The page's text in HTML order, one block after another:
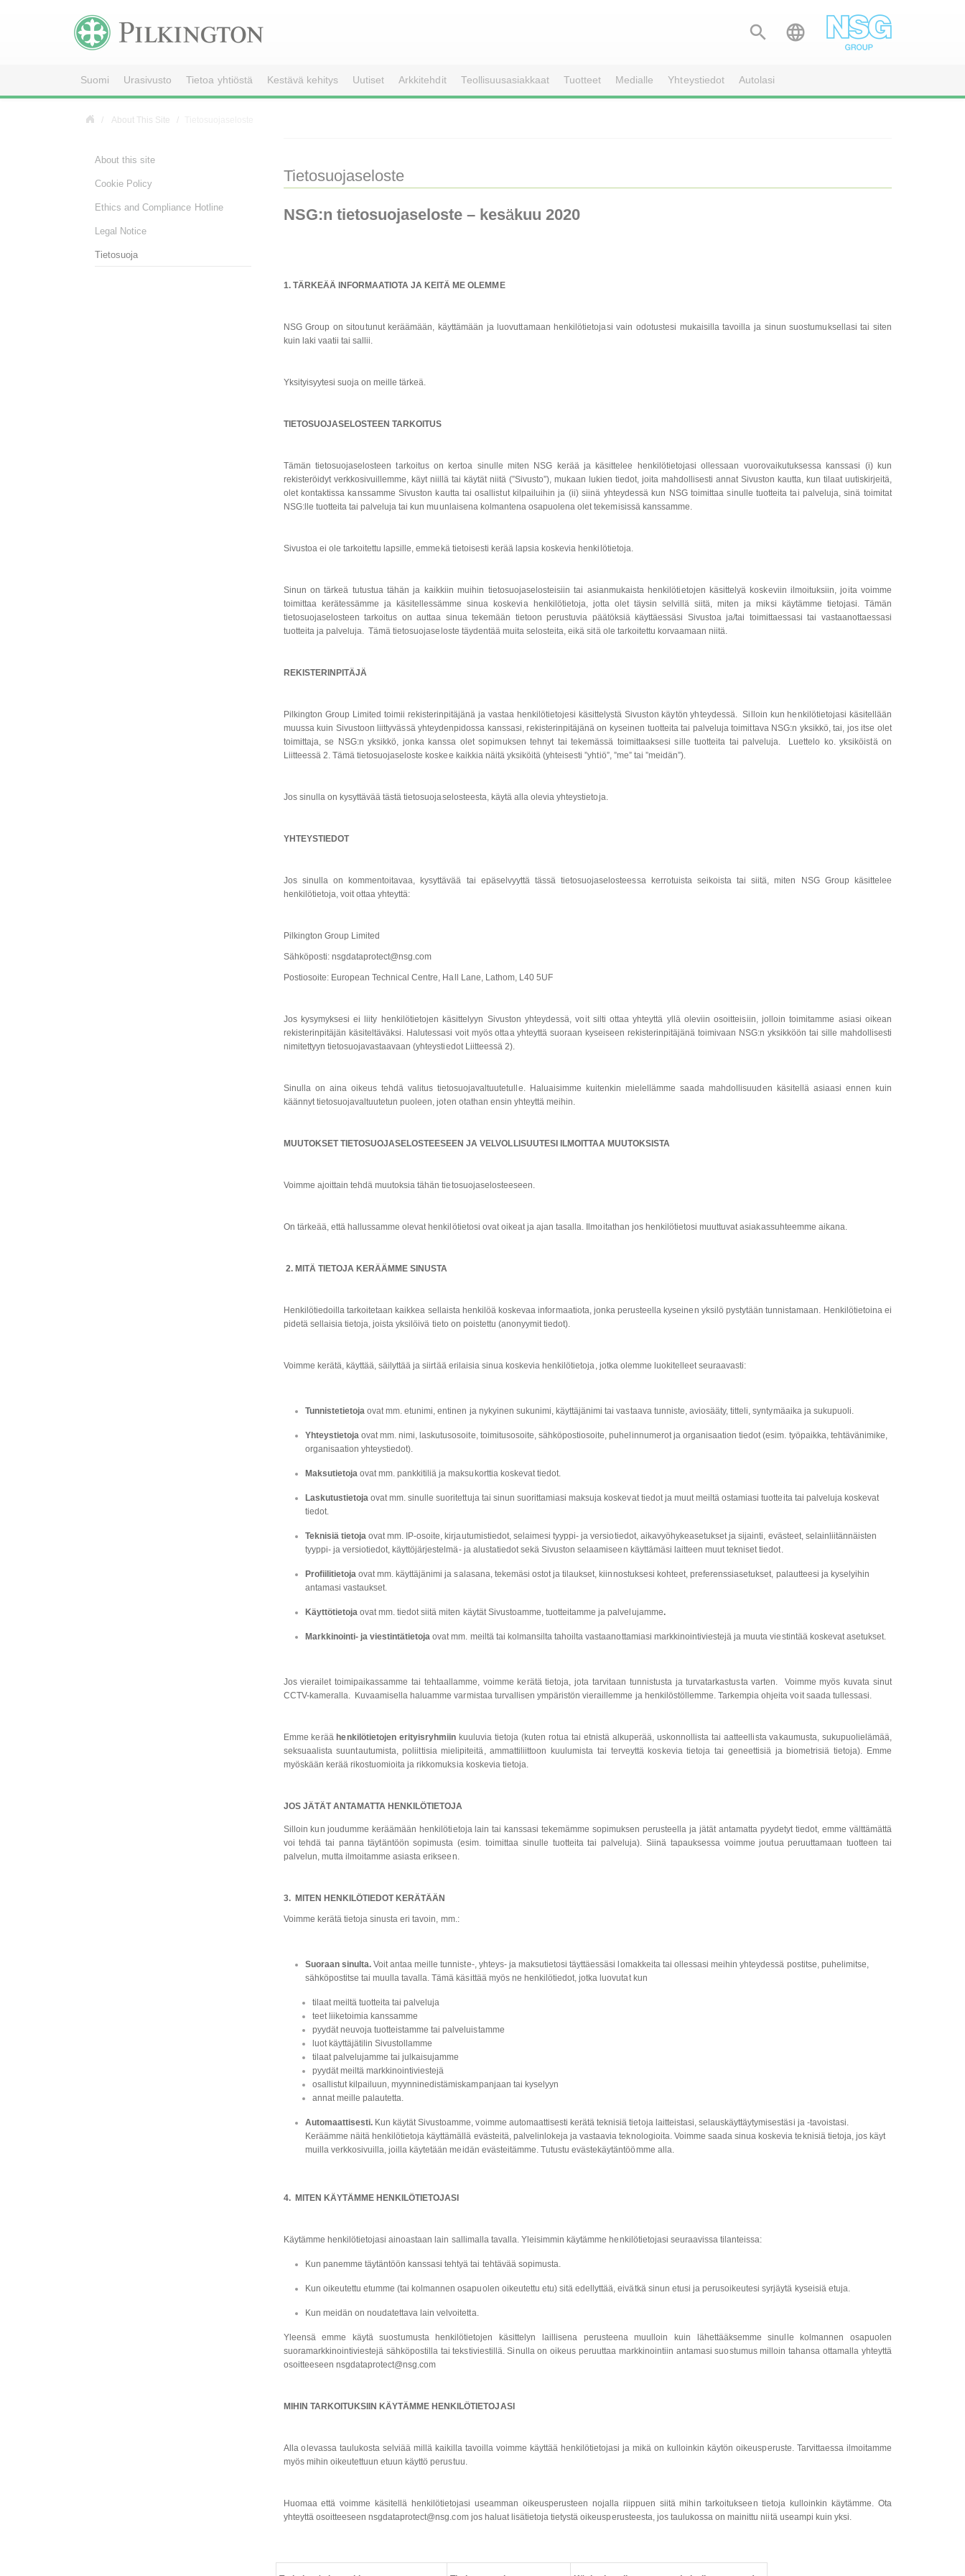
 
Suomi Urasivusto Tietoa yhtiöstä Kestävä kehitys Uutiset Arkkitehdit Teollisuusasiakkaat Tuotteet Medialle Yhteystiedot Autolasi
About This Site
Tietosuojaseloste
NSG:n tietosuojaseloste – kesäkuu 2020
1. TÄRKEÄÄ INFORMAATIOTA JA KEITÄ ME OLEMME
NSG Group on sitoutunut keräämään, käyttämään ja luovuttamaan henkilötietojasi vain odotustesi mukaisilla tavoilla ja sinun suostumuksellasi tai siten
kuin laki vaatii tai sallii.
Yksityisyytesi suoja on meille tärkeä.
TIETOSUOJASELOSTEEN TARKOITUS
Tämän tietosuojaselosteen tarkoitus on kertoa sinulle miten NSG kerää ja käsittelee henkilötietojasi ollessaan vuorovaikutuksessa kanssasi (i) kun
rekisteröidyt verkkosivuillemme, käyt niillä tai käytät niitä (”Sivusto”), mukaan lukien tiedot, joita mahdollisesti annat Sivuston kautta, kun tilaat uutiskirjeitä,
olet kontaktissa kanssamme Sivuston kautta tai osallistut kilpailuihin ja (ii) siinä yhteydessä kun NSG toimittaa sinulle tuotteita tai palveluja, sinä toimitat
NSG:lle tuotteita tai palveluja tai kun muunlaisena kolmantena osapuolena olet tekemisissä kanssamme.
Sivustoa ei ole tarkoitettu lapsille, emmekä tietoisesti kerää lapsia koskevia henkilötietoja.
Sinun on tärkeä tutustua tähän ja kaikkiin muihin tietosuojaselosteisiin tai asianmukaista henkilötietojen käsittelyä koskeviin ilmoituksiin, joita voimme
toimittaa kerätessämme ja käsitellessämme sinua koskevia henkilötietoja, jotta olet täysin selvillä siitä, miten ja miksi käytämme tietojasi. Tämän
tietosuojaselosteen tarkoitus on auttaa sinua tekemään tietoon perustuvia päätöksiä käyttäessäsi Sivustoa ja/tai toimittaessasi tai vastaanottaessasi
tuotteita ja palveluja. Tämä tietosuojaseloste täydentää muita selosteita, eikä sitä ole tarkoitettu korvaamaan niitä.
REKISTERINPITÄJÄ
Pilkington Group Limited toimii rekisterinpitäjänä ja vastaa henkilötietojesi käsittelystä Sivuston käytön yhteydessä. Silloin kun henkilötietojasi käsitellään
muussa kuin Sivustoon liittyvässä yhteydenpidossa kanssasi, rekisterinpitäjänä on kyseinen tuotteita tai palveluja toimittava NSG:n yksikkö, tai, jos itse olet
toimittaja, se NSG:n yksikkö, jonka kanssa olet sopimuksen tehnyt tai tekemässä toimittaaksesi sille tuotteita tai palveluja. Luettelo ko. yksiköistä on
Liitteessä 2. Tämä tietosuojaseloste koskee kaikkia näitä yksiköitä (yhteisesti ”yhtiö”, ”me” tai ”meidän”).
Jos sinulla on kysyttävää tästä tietosuojaselosteesta, käytä alla olevia yhteystietoja.
YHTEYSTIEDOT
Jos sinulla on kommentoitavaa, kysyttävää tai epäselvyyttä tässä tietosuojaselosteessa kerrotuista seikoista tai siitä, miten NSG Group käsittelee
henkilötietoja, voit ottaa yhteyttä:
Pilkington Group Limited
Sähköposti: nsgdataprotect@nsg.com
Postiosoite: European Technical Centre, Hall Lane, Lathom, L40 5UF
Jos kysymyksesi ei liity henkilötietojen käsittelyyn Sivuston yhteydessä, voit silti ottaa yhteyttä yllä oleviin osoitteisiin, jolloin toimitamme asiasi oikean
rekisterinpitäjän käsiteltäväksi. Halutessasi voit myös ottaa yhteyttä suoraan kyseiseen rekisterinpitäjänä toimivaan NSG:n yksikköön tai sille mahdollisesti
nimitettyyn tietosuojavastaavaan (yhteystiedot Liitteessä 2).
Sinulla on aina oikeus tehdä valitus tietosuojavaltuutetulle. Haluaisimme kuitenkin mielellämme saada mahdollisuuden käsitellä asiaasi ennen kuin
käännyt tietosuojavaltuutetun puoleen, joten otathan ensin yhteyttä meihin.
MUUTOKSET TIETOSUOJASELOSTEESEEN JA VELVOLLISUUTESI ILMOITTAA MUUTOKSISTA
Voimme ajoittain tehdä muutoksia tähän tietosuojaselosteeseen.
On tärkeää, että hallussamme olevat henkilötietosi ovat oikeat ja ajan tasalla. Ilmoitathan jos henkilötietosi muuttuvat asiakassuhteemme aikana.
2. MITÄ TIETOJA KERÄÄMME SINUSTA
Henkilötiedoilla tarkoitetaan kaikkea sellaista henkilöä koskevaa informaatiota, jonka perusteella kyseinen yksilö pystytään tunnistamaan. Henkilötietoina ei
pidetä sellaisia tietoja, joista yksilöivä tieto on poistettu (anonyymit tiedot).
Voimme kerätä, käyttää, säilyttää ja siirtää erilaisia sinua koskevia henkilötietoja, jotka olemme luokitelleet seuraavasti:
Tunnistetietoja ovat mm. etunimi, entinen ja nykyinen sukunimi, käyttäjänimi tai vastaava tunniste, aviosääty, titteli, syntymäaika ja sukupuoli.
Yhteystietoja ovat mm. nimi, laskutusosoite, toimitusosoite, sähköpostiosoite, puhelinnumerot ja organisaation tiedot (esim. työpaikka, tehtävänimike,
organisaation yhteystiedot).
Maksutietoja ovat mm. pankkitiliä ja maksukorttia koskevat tiedot.
Laskutustietoja ovat mm. sinulle suoritettuja tai sinun suorittamiasi maksuja koskevat tiedot ja muut meiltä ostamiasi tuotteita tai palveluja koskevat
tiedot.
Teknisiä tietoja ovat mm. IP-osoite, kirjautumistiedot, selaimesi tyyppi- ja versiotiedot, aikavyöhykeasetukset ja sijainti, evästeet, selainliitännäisten
tyyppi- ja versiotiedot, käyttöjärjestelmä- ja alustatiedot sekä Sivuston selaamiseen käyttämäsi laitteen muut tekniset tiedot.
Profiilitietoja ovat mm. käyttäjänimi ja salasana, tekemäsi ostot ja tilaukset, kiinnostuksesi kohteet, preferenssiasetukset, palautteesi ja kyselyihin
antamasi vastaukset.
Käyttötietoja ovat mm. tiedot siitä miten käytät Sivustoamme, tuotteitamme ja palvelujamme.
Markkinointi- ja viestintätietojaovat mm. meiltä tai kolmansilta tahoilta vastaanottamiasi markkinointiviestejä ja muuta viestintää koskevat asetukset.
Jos vierailet toimipaikassamme tai tehtaallamme, voimme kerätä tietoja, jota tarvitaan tunnistusta ja turvatarkastusta varten. Voimme myös kuvata sinut
CCTV-kameralla. Kuvaamisella haluamme varmistaa turvallisen ympäristön vieraillemme ja henkilöstöllemme. Tarkempia ohjeita voit saada tullessasi.
Emme kerää henkilötietojen erityisryhmiin kuuluvia tietoja (kuten rotua tai etnistä alkuperää, uskonnollista tai aatteellista vakaumusta, sukupuolielämää,
seksuaalista suuntautumista, poliittisia mielipiteitä, ammattiliittoon kuulumista tai terveyttä koskevia tietoja tai geneettisiä ja biometrisiä tietoja). Emme
myöskään kerää rikostuomioita ja rikkomuksia koskevia tietoja.
JOS JÄTÄT ANTAMATTA HENKILÖTIETOJA
Silloin kun joudumme keräämään henkilötietoja lain tai kanssasi tekemämme sopimuksen perusteella ja jätät antamatta pyydetyt tiedot, emme välttämättä
voi tehdä tai panna täytäntöön sopimusta (esim. toimittaa sinulle tuotteita tai palveluja). Siinä tapauksessa voimme joutua peruuttamaan tuotteen tai
palvelun, mutta ilmoitamme asiasta erikseen.
3. MITEN HENKILÖTIEDOT KERÄTÄÄN
Voimme kerätä tietoja sinusta eri tavoin, mm.:
Suoraan sinulta.Voit antaa meille tunniste-, yhteys- ja maksutietosi täyttäessäsi lomakkeita tai ollessasi meihin yhteydessä postitse, puhelimitse,
sähköpostitse tai muulla tavalla. Tämä käsittää myös ne henkilötiedot, jotka luovutat kun
tilaat meiltä tuotteita tai palveluja
teet liiketoimia kanssamme
pyydät neuvoja tuotteistamme tai palveluistamme
luot käyttäjätilin Sivustollamme
tilaat palvelujamme tai julkaisujamme
pyydät meiltä markkinointiviestejä
osallistut kilpailuun, myynninedistämiskampanjaan tai kyselyyn
annat meille palautetta.
Automaattisesti.Kun käytät Sivustoamme, voimme automaattisesti kerätä teknisiä tietoja laitteistasi, selauskäyttäytymisestäsi ja -tavoistasi.
Keräämme näitä henkilötietoja käyttämällä evästeitä, palvelinlokeja ja vastaavia teknologioita. Voimme saada sinua koskevia teknisiä tietoja, jos käyt
muilla verkkosivuilla, joilla käytetään meidän evästeitämme. Tutustu evästekäytäntöömme alla.
4. MITEN KÄYTÄMME HENKILÖTIETOJASI
Käytämme henkilötietojasi ainoastaan lain sallimalla tavalla. Yleisimmin käytämme henkilötietojasi seuraavissa tilanteissa:
Kun panemme täytäntöön kanssasi tehtyä tai tehtävää sopimusta.
Kun oikeutettu etumme (tai kolmannen osapuolen oikeutettu etu) sitä edellyttää, eivätkä sinun etusi ja perusoikeutesi syrjäytä kyseisiä etuja.
Kun meidän on noudatettava lain velvoitetta.
Yleensä emme käytä suostumusta henkilötietojen käsittelyn laillisena perusteena muulloin kuin lähettääksemme sinulle kolmannen osapuolen
suoramarkkinointiviestejä sähköpostilla tai tekstiviestillä. Sinulla on oikeus peruuttaa markkinointiin antamasi suostumus milloin tahansa ottamalla yhteyttä
osoitteeseen nsgdataprotect@nsg.com
MIHIN TARKOITUKSIIN KÄYTÄMME HENKILÖTIETOJASI
Alla olevassa taulukosta selviää millä kaikilla tavoilla voimme käyttää henkilötietojasi ja mikä on kulloinkin käytön oikeusperuste. Tarvittaessa ilmoitamme
myös mihin oikeutettuun etuun käyttö perustuu.
Huomaa että voimme käsitellä henkilötietojasi useamman oikeusperusteen nojalla riippuen siitä mihin tarkoitukseen tietoja kulloinkin käytämme. Ota
yhteyttä osoitteeseen nsgdataprotect@nsg.com jos haluat lisätietoja tietystä oikeusperusteesta, jos taulukossa on mainittu niitä useampi kuin yksi.
About this site
Cookie Policy
Ethics and Compliance Hotline
Legal Notice
Tietosuoja